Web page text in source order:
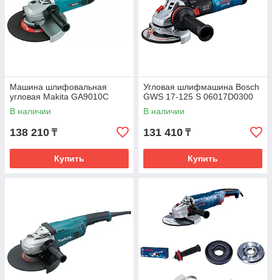
Машина шлифовальная
угловая Makita GA9010C
В наличии
138 210 ₸
Купить
Угловая шлифмашина Bosch
GWS 17-125 S 06017D0300
В наличии
131 410 ₸
Купить